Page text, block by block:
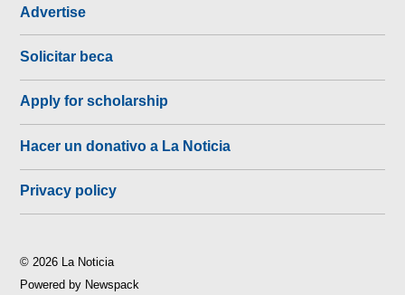
Advertise
Solicitar beca
Apply for scholarship
Hacer un donativo a La Noticia
Privacy policy
© 2026 La Noticia
Powered by Newspack